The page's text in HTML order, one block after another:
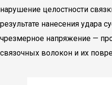
нарушение целостности
результате нанесения удара
чрезмерное напряжение —
связочных волокон и их